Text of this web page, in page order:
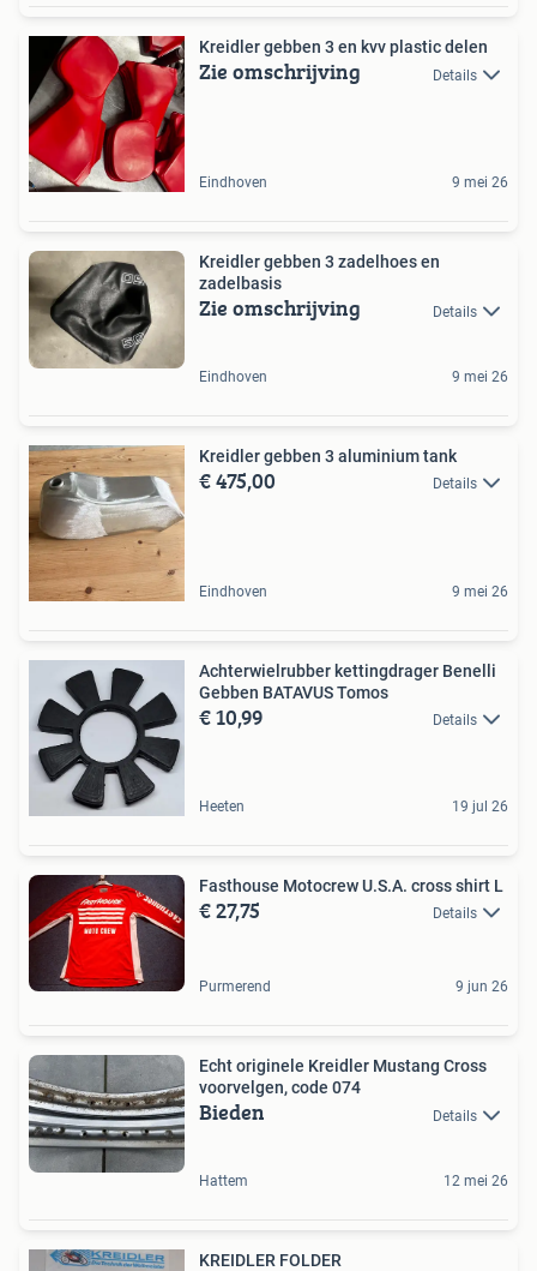
Kreidler gebben 3 en kvv plastic delen
Zie omschrijving Details
Eindhoven 9 mei 26
Kreidler gebben 3 zadelhoes en
zadelbasis
Zie omschrijving Details
Eindhoven 9 mei 26
Kreidler gebben 3 aluminium tank
€ 475,00 Details
Eindhoven 9 mei 26
Achterwielrubber kettingdrager Benelli
Gebben BATAVUS Tomos
€ 10,99 Details
Heeten 19 jul 26
Fasthouse Motocrew U.S.A. cross shirt L
€ 27,75 Details
Purmerend 9 jun 26
Echt originele Kreidler Mustang Cross
voorvelgen, code 074
Bieden Details
Hattem 12 mei 26
KREIDLER FOLDER